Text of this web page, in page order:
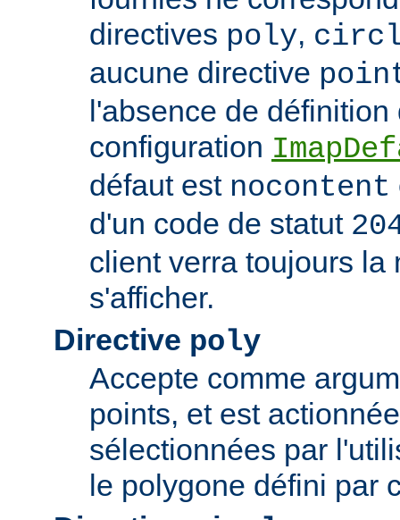
directives poly,
aucune directive
l'absence de
configuration
défaut est nocontent
d'un code de statut
client verra toujours la
s'afficher.
Directive poly
Accepte comme
points, et est
sélectionnées par
le polygone défini par